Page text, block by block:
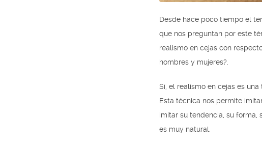
Desde hace poco tiempo el
que nos preguntan por este
realismo en cejas con
hombres y mujeres?.
Sí, el realismo en cejas es
Esta técnica nos permite
imitar su tendencia, su forma,
es muy natural.